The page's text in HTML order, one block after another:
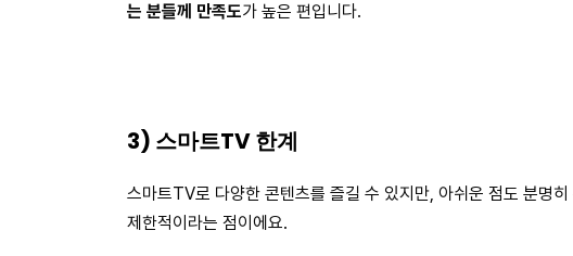
는 분들께 만족도가 높은 편입니다.
3) 스마트TV 한계
스마트TV로 다양한 콘텐츠를 즐길 수 있지만, 아쉬운 점도 분명
제한적이라는 점이에요.